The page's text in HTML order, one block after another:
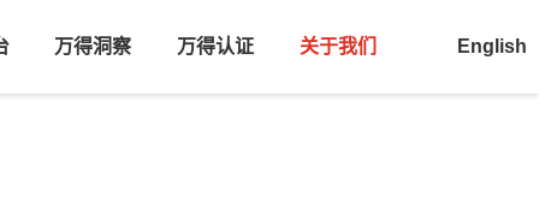
万得洞察 万得认证 关于我们 English